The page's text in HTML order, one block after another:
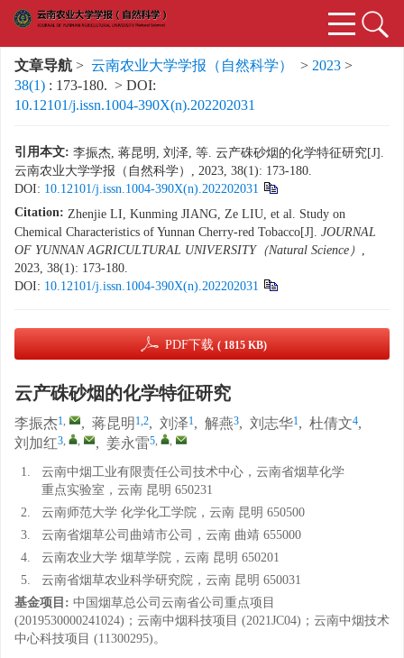
文章导航 > 云南农业大学学报（自然科学） > 2023 >
38(1) : 173-180. > DOI:
10.12101/j.issn.1004-390X(n).202202031
引用本文: 李振杰, 蒋昆明, 刘泽, 等. 云产硃砂烟的化学特征研究[J].
云南农业大学学报（自然科学）, 2023, 38(1): 173-180.
DOI: 10.12101/j.issn.1004-390X(n).202202031
Citation: Zhenjie LI, Kunming JIANG, Ze LIU, et al. Study on
Chemical Characteristics of Yunnan Cherry-red Tobacco[J]. JOURNAL
OF YUNNAN AGRICULTURAL UNIVERSITY（Natural Science） ,
2023, 38(1): 173-180.
DOI: 10.12101/j.issn.1004-390X(n).202202031
PDF下载 ( 1815 KB)
云产硃砂烟的化学特征研究
李振杰1, , 蒋昆明 1,2, 刘泽1, 解燕3, 刘志华1, 杜倩文4,
刘加红3, , , 姜永雷5, ,
1.
云南中烟工业有限责任公司技术中心，云南省烟草化学
重点实验室，云南 昆明 650231
2.
云南师范大学 化学化工学院，云南 昆明 650500
3.
云南省烟草公司曲靖市公司，云南 曲靖 655000
4.
云南农业大学 烟草学院，云南 昆明 650201
5.
云南省烟草农业科学研究院，云南 昆明 650031
基金项目: 中国烟草总公司云南省公司重点项目
(2019530000241024)；云南中烟科技项目 (2021JC04)；云南中烟技术
中心科技项目 (11300295)。